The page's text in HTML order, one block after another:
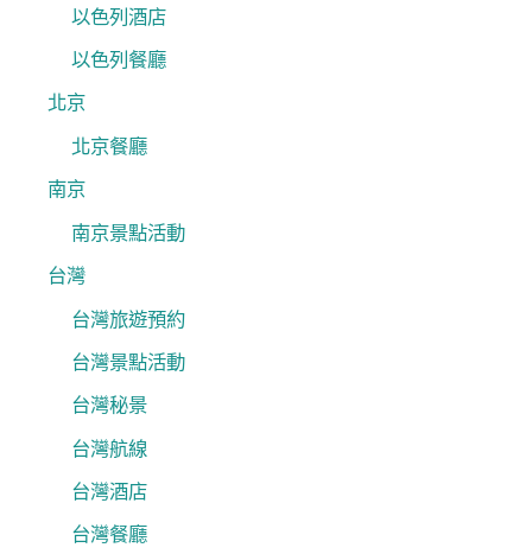
以色列酒店
以色列餐廳
北京
北京餐廳
南京
南京景點活動
台灣
台灣旅遊預約
台灣景點活動
台灣秘景
台灣航線
台灣酒店
台灣餐廳